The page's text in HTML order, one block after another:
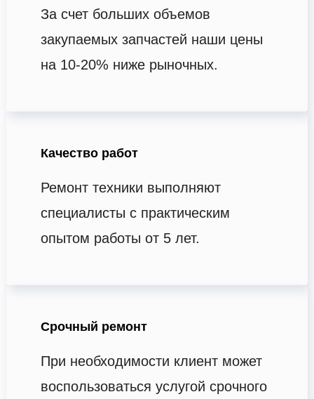
За счет больших объемов
закупаемых запчастей наши цены
на 10-20% ниже рыночных.
Качество работ
Ремонт техники выполняют
специалисты с практическим
опытом работы от 5 лет.
Срочный ремонт
При необходимости клиент может
воспользоваться услугой срочного